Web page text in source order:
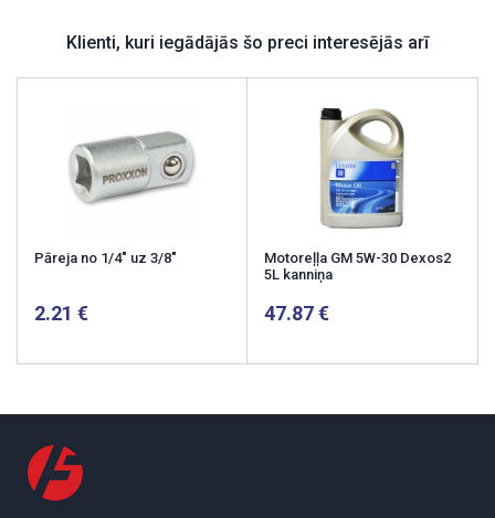
Klienti, kuri iegādājās šo preci interesējās arī
Pāreja no 1/4" uz 3/8"
2.21
Motoreļļa GM 5W-30 Dexos2
5L kanniņa
47.87